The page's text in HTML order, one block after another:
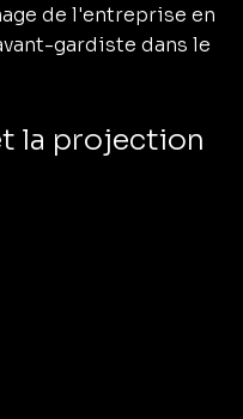
de l'entreprise en
gardiste dans le
la projection